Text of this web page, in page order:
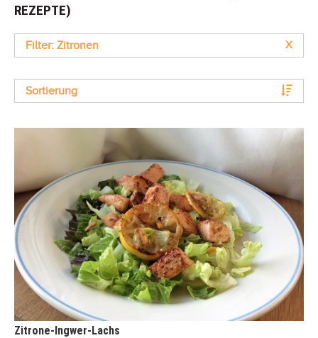
REZEPTE)
Filter: Zitronen X
Sortierung
Zitrone-Ingwer-Lachs